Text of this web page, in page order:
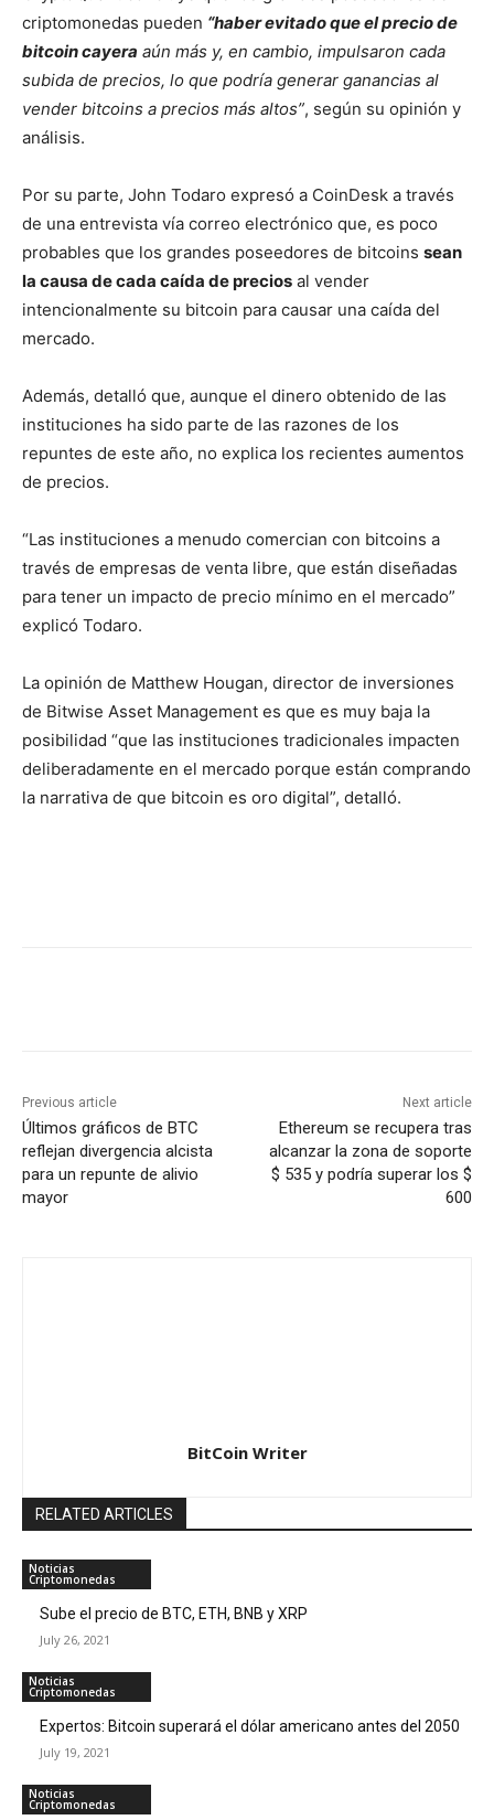
criptomonedas pueden “haber evitado que el precio de
bitcoin cayera aún más y, en cambio, impulsaron cada
subida de precios, lo que podría generar ganancias al
vender bitcoins a precios más altos”, según su opinión y
análisis.
Por su parte, John Todaro expresó a CoinDesk a través
de una entrevista vía correo electrónico que, es poco
probables que los grandes poseedores de bitcoins sean
la causa de cada caída de precios al vender
intencionalmente su bitcoin para causar una caída del
mercado.
Además, detalló que, aunque el dinero obtenido de las
instituciones ha sido parte de las razones de los
repuntes de este año, no explica los recientes aumentos
de precios.
“Las instituciones a menudo comercian con bitcoins a
través de empresas de venta libre, que están diseñadas
para tener un impacto de precio mínimo en el mercado”
explicó Todaro.
La opinión de Matthew Hougan, director de inversiones
de Bitwise Asset Management es que es muy baja la
posibilidad “que las instituciones tradicionales impacten
deliberadamente en el mercado porque están comprando
la narrativa de que bitcoin es oro digital”, detalló.
Previous article
Últimos gráficos de BTC
reflejan divergencia alcista
para un repunte de alivio
mayor
Next article
Ethereum se recupera tras
alcanzar la zona de soporte
$ 535 y podría superar los $
600
BitCoin Writer
RELATED ARTICLES
Noticias
Criptomonedas
Sube el precio de BTC, ETH, BNB y XRP
July 26, 2021
Noticias
Criptomonedas
Expertos: Bitcoin superará el dólar americano antes del 2050
July 19, 2021
Noticias
Criptomonedas